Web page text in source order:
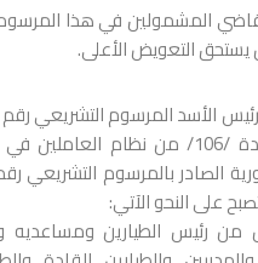
المشمولين في هذا
التعويض الأعلى.
تعديل المادة /106/ من نظام
على النحو الآتي:
من رئيس الطيارين ومساعديه